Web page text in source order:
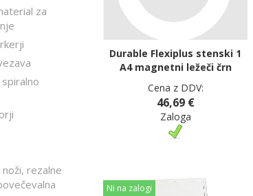
za
rezalne
Durable Flexiplus stenski 1
A4 magnetni ležeči črn
Cena z DDV:
46,69 €
Zaloga
Ni na zalogi